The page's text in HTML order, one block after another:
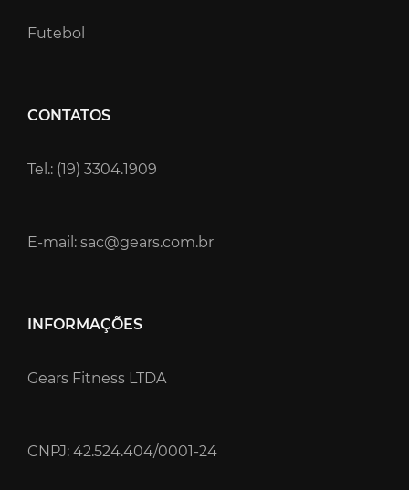
Futebol
CONTATOS
Tel.: (19) 3304.1909
E-mail: sac@gears.com.br
INFORMAÇÕES
Gears Fitness LTDA
CNPJ: 42.524.404/0001-24